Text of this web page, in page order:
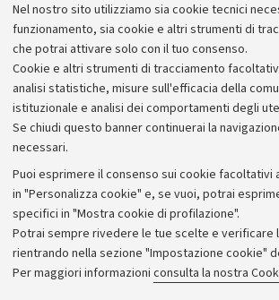
Nel nostro sito utilizziamo sia cookie tecnici
funzionamento, sia cookie e altri strumenti di
che potrai attivare solo con il tuo consenso.
Cookie e altri strumenti di tracciamento
analisi statistiche, misure sull'efficacia della
istituzionale e analisi dei comportamenti degli
Se chiudi questo banner continuerai la
necessari.
Puoi esprimere il consenso sui cookie facoltativi
in "Personalizza cookie" e, se vuoi, potrai
specifici in "Mostra cookie di profilazione".
Potrai sempre rivedere le tue scelte e verificare
rientrando nella sezione "Impostazione cookie"
Per maggiori informazioni consulta la nostra
Alumni community
Piano strategico
Bilanci
Donazioni e 5x1000
Bandi, gare e concorsi
Albo online
Amministrazione
Atti di notifica
Informazioni sul sito e